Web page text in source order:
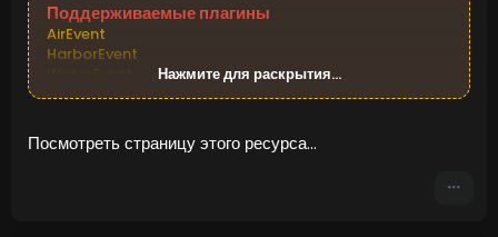
Поддерживаемые плагины
AirEvent
HarborEvent
Satellite Dish Event
BossMonster
Нажмите для раскрытия...
Посмотреть страницу этого ресурса...